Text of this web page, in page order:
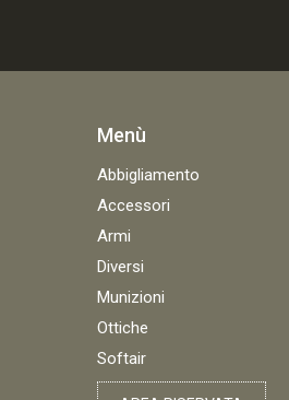
Menù
Abbigliamento
Accessori
Armi
Diversi
Munizioni
Ottiche
Softair